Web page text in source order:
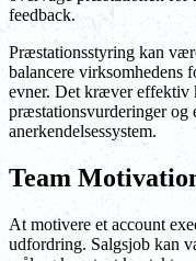
feedback.
Præstationsstyring kan
balancere virksomhedens
evner. Det kræver effektiv
præstationsvurderinger
anerkendelsessystem.
Team
At motivere et account
udfordring. Salgsjob kan